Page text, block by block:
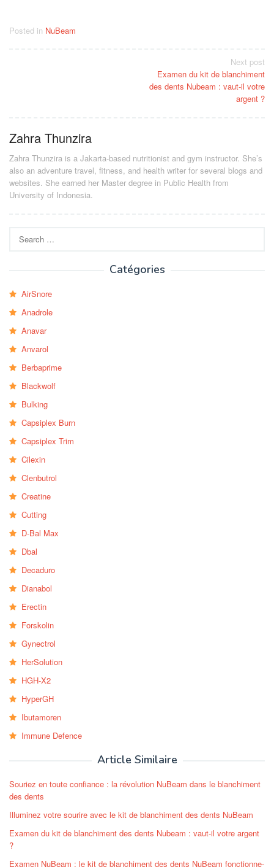
Posted in NuBeam
Next post
Examen du kit de blanchiment
des dents Nubeam : vaut-il votre
argent ?
Zahra Thunzira
Zahra Thunzira is a Jakarta-based nutritionist and gym instructor. She’s
also an adventure travel, fitness, and health writer for several blogs and
websites. She earned her Master degree in Public Health from
University of Indonesia.
for:
Catégories
AirSnore
Anadrole
Anavar
Anvarol
Berbaprime
Blackwolf
Bulking
Capsiplex Burn
Capsiplex Trim
Cilexin
Clenbutrol
Creatine
Cutting
D-Bal Max
Dbal
Decaduro
Dianabol
Erectin
Forskolin
Gynectrol
HerSolution
HGH-X2
HyperGH
Ibutamoren
Immune Defence
Article Similaire
Souriez en toute confiance : la révolution NuBeam dans le blanchiment
des dents
Illuminez votre sourire avec le kit de blanchiment des dents NuBeam
Examen du kit de blanchiment des dents Nubeam : vaut-il votre argent
?
Examen NuBeam : le kit de blanchiment des dents NuBeam fonctionne-